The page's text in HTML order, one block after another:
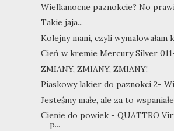
Wielkanocne paznokcie? No
Takie jaja...
Kolejny mani, czyli wymalowałam
Cień w kremie Mercury Silver 011-
ZMIANY, ZMIANY, ZMIANY!
Piaskowy lakier do paznokci 2-
Jesteśmy małe, ale za to
Cienie do powiek - QUATTRO
p...